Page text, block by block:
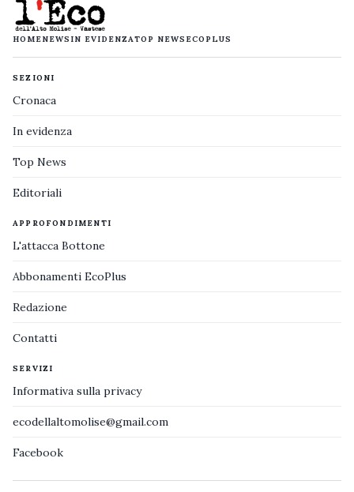
HOMENEWS IN EVIDENZATOP NEWS ECOPLUS
SEZIONI
Cronaca
In evidenza
Top News
Editoriali
APPROFONDIMENTI
L'attacca Bottone
Abbonamenti EcoPlus
Redazione
Contatti
SERVIZI
Informativa sulla privacy
ecodellaltomolise@gmail.com
Facebook